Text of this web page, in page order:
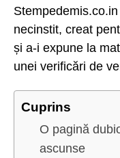
necinstit, creat
și a-i expune la
unei verificări de
Cuprins
O pagină
ascunse